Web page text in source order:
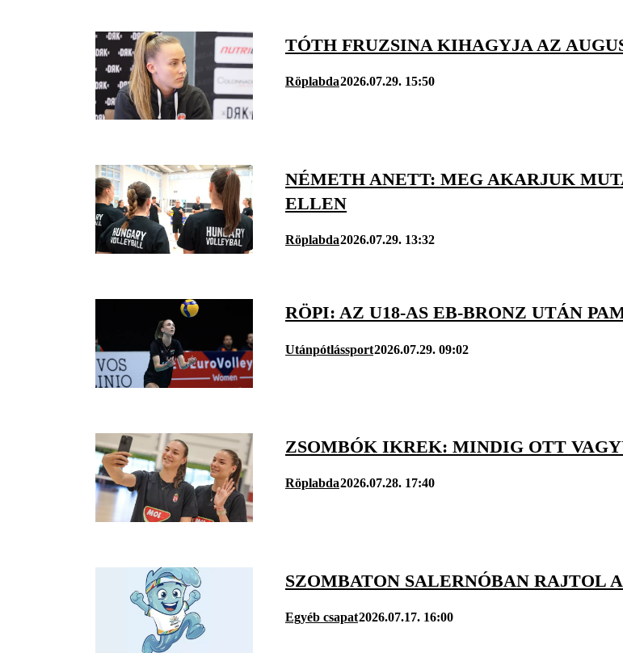
TÓTH FRUZSINA KIHAGYJA AZ
Röplabda2026.07.29. 15:50
NÉMETH ANETT: MEG AKARJUK
ELLEN
Röplabda2026.07.29. 13:32
RÖPI: AZ U18-AS EB-BRONZ UTÁN
Utánpótlássport2026.07.29. 09:02
ZSOMBÓK IKREK: MINDIG OTT
Röplabda2026.07.28. 17:40
SZOMBATON SALERNÓBAN RAJTOL
Egyéb csapat2026.07.17. 16:00